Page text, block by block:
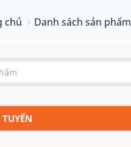
chủ Danh sách sản phẩm